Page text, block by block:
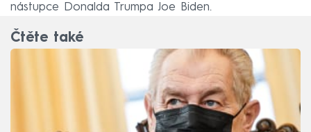
nástupce Donalda Trumpa Joe Biden.
Čtěte také